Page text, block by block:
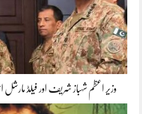
وزیر اعظم شہباز شریف اور فیلڈ